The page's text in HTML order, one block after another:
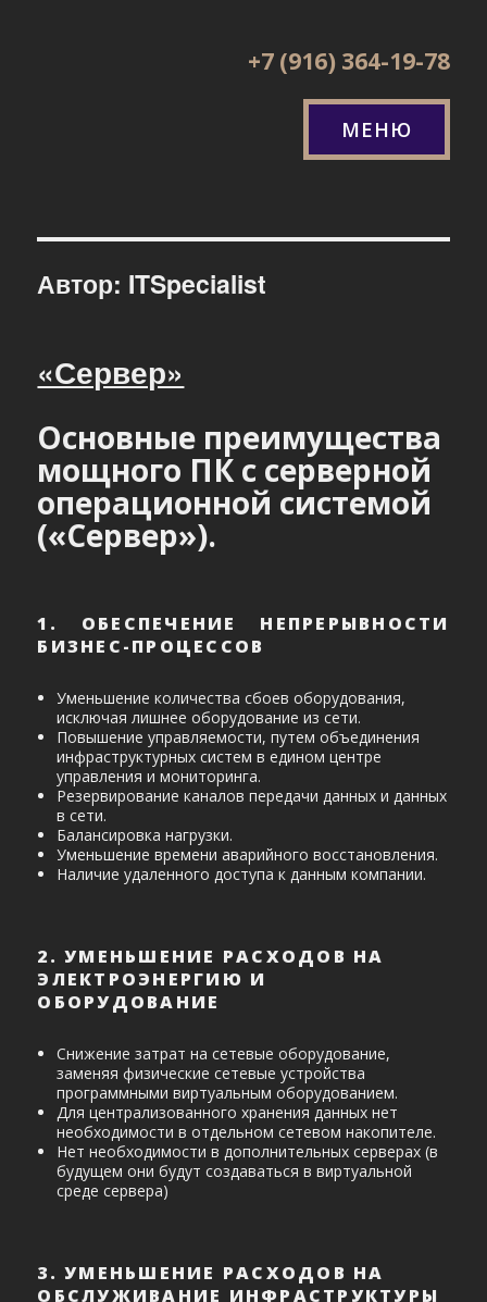
+7 (916) 364-19-78
МЕНЮ
Автор: ITSpecialist
«Сервер»
Основные преимущества
мощного ПК с серверной
операционной системой
(«Сервер»).
1. ОБЕСПЕЧЕНИЕ НЕПРЕРЫВНОСТИ
БИЗНЕС-ПРОЦЕССОВ
Уменьшение количества сбоев оборудования,
исключая лишнее оборудование из сети.
Повышение управляемости, путем объединения
инфраструктурных систем в едином центре
управления и мониторинга.
Резервирование каналов передачи данных и данных
в сети.
Балансировка нагрузки.
Уменьшение времени аварийного восстановления.
Наличие удаленного доступа к данным компании.
2. УМЕНЬШЕНИЕ РАСХОДОВ НА
ЭЛЕКТРОЭНЕРГИЮ И
ОБОРУДОВАНИЕ
Снижение затрат на сетевые оборудование,
заменяя физические сетевые устройства
программными виртуальным оборудованием.
Для централизованного хранения данных нет
необходимости в отдельном сетевом накопителе.
Нет необходимости в дополнительных серверах (в
будущем они будут создаваться в виртуальной
среде сервера)
3. УМЕНЬШЕНИЕ РАСХОДОВ НА
ОБСЛУЖИВАНИЕ ИНФРАСТРУКТУРЫ